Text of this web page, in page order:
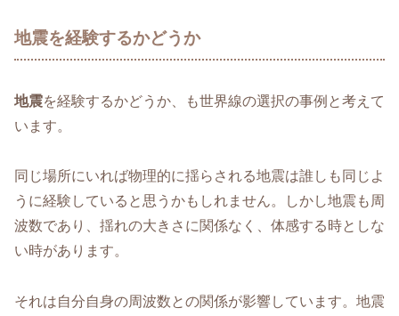
地震を経験するかどうか
地震を経験するかどうか、も世界線の選択の事例と考えて
います。
同じ場所にいれば物理的に揺らされる地震は誰しも同じよ
うに経験していると思うかもしれません。しかし地震も周
波数であり、揺れの大きさに関係なく、体感する時としな
い時があります。
それは自分自身の周波数との関係が影響しています。地震